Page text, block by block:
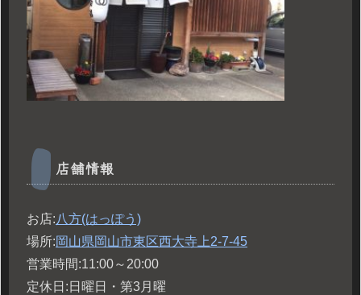
店舗情報
お店:八方(はっぽう)
場所:岡山県岡山市東区西大寺上2-7-45
営業時間:11:00～20:00
定休日:日曜日・第3月曜